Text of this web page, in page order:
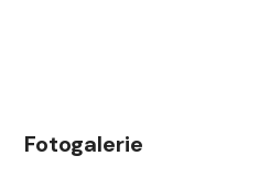
Fotogalerie